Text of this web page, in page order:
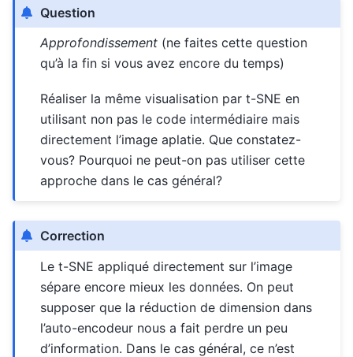
Question
Approfondissement (ne faites cette question
qu’à la fin si vous avez encore du temps)
Réaliser la même visualisation par t-SNE en
utilisant non pas le code intermédiaire mais
directement l’image aplatie. Que constatez-
vous? Pourquoi ne peut-on pas utiliser cette
approche dans le cas général?
Correction
Le t-SNE appliqué directement sur l’image
sépare encore mieux les données. On peut
supposer que la réduction de dimension dans
l’auto-encodeur nous a fait perdre un peu
d’information. Dans le cas général, ce n’est